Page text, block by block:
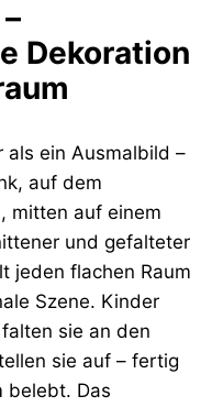
Dekoration
als ein Ausmalbild –
auf dem
mitten auf einem
und gefalteter
jeden flachen Raum
Szene. Kinder
sie an den
sie auf – fertig
belebt. Das